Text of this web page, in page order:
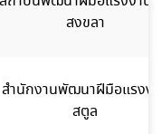
สงขลา
สำนักงานพัฒนาฝีมือแรงง
สตูล